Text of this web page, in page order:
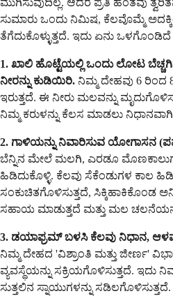
ಸುಮಾರು ಒಂದು ನಿಮಿಷ, ಕೆಲವೊಮ್ಮೆ
ತೆಗೆದುಕೊಳ್ಳುತ್ತದೆ. ಇದು ಏನು
1. ಖಾಲಿ ಹೊಟ್ಟೆಯಲ್ಲಿ ಒಂದು ಲೋಟ
ನೀರನ್ನು ಕುಡಿಯಿರಿ. ನಿಮ್ಮ ದೇಹವು 6 ರಿಂದ
ಇರುತ್ತದೆ. ಈ ನೀರು ಮಲವನ್ನು
ನಿಮ್ಮ ಕರುಳನ್ನು ಕೆಲಸ ಮಾಡಲು ನಿಧಾನವಾಗಿ
2. ಗಾಳಿಯನ್ನು ನಿವಾರಿಸುವ ಯೋಗಾಸನ
ಬೆನ್ನಿನ ಮೇಲೆ ಮಲಗಿ, ಎರಡೂ
ಹಿಡಿದುಕೊಳ್ಳಿ. ಕೆಲವು ಸೆಕೆಂಡುಗಳ ಕಾಲ
ಸಂಕುಚಿತಗೊಳಿಸುತ್ತದೆ, ಸಿಕ್ಕಿಹಾಕಿಕೊಂಡ
ಸಹಾಯ ಮಾಡುತ್ತದೆ ಮತ್ತು ಮಲ
3. ಡಯಾಫ್ರಮ್ ಬಳಸಿ ಕೆಲವು ನಿಧಾನ,
ನಿಮ್ಮ ದೇಹದ 'ವಿಶ್ರಾಂತಿ ಮತ್ತು ಜೀರ್ಣ'
ವ್ಯವಸ್ಥೆಯನ್ನು ಸಕ್ರಿಯಗೊಳಿಸುತ್ತದೆ. ಇದು
ಸುತ್ತಲಿನ ಸ್ನಾಯುಗಳನ್ನು ಸಡಿಲಗೊಳಿಸುತ್ತದೆ.